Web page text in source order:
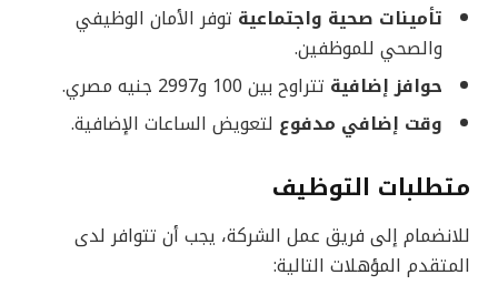
تأمينات صحية واجتماعية توفر الأمان الوظيفي
والصحي للموظفين.
حوافز إضافية تتراوح بين 100 و2997 جنيه مصري.
وقت إضافي مدفوع لتعويض الساعات الإضافية.
متطلبات التوظيف
للانضمام إلى فريق عمل الشركة، يجب أن تتوافر لدى
المتقدم المؤهلات التالية: